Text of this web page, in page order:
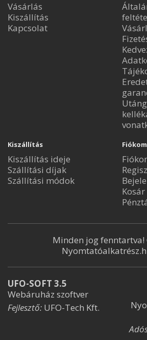
Vásárlás
Kiszállítás
Kapcsolat
Kiszállítás
Kiszállítás ideje
Szállítási díjak
Szállítási módok
Fiókom
Kosár
Minden jog
UFO-SOFT 3.5
Webáruház szoftver
Fejlesztő: UFO-Tech Kft.